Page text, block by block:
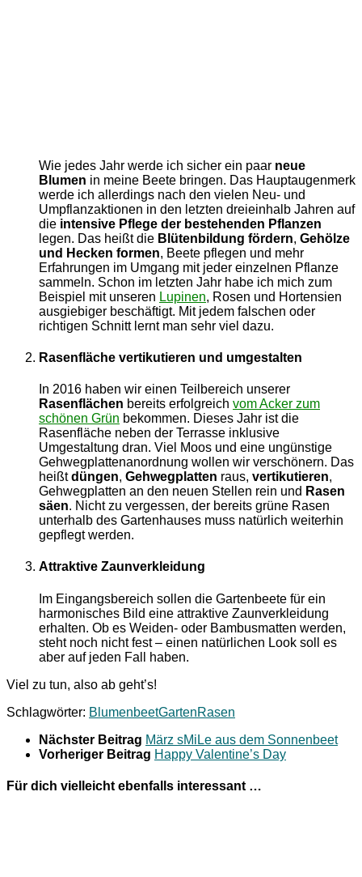
Wie jedes Jahr werde ich sicher ein paar neue
Blumen in meine Beete bringen. Das Hauptaugenmerk
werde ich allerdings nach den vielen Neu- und
Umpflanzaktionen in den letzten dreieinhalb Jahren auf
die intensive Pflege der bestehenden Pflanzen
legen. Das heißt die Blütenbildung fördern, Gehölze
und Hecken formen, Beete pflegen und mehr
Erfahrungen im Umgang mit jeder einzelnen Pflanze
sammeln. Schon im letzten Jahr habe ich mich zum
Beispiel mit unseren Lupinen, Rosen und Hortensien
ausgiebiger beschäftigt. Mit jedem falschen oder
richtigen Schnitt lernt man sehr viel dazu.
Rasenfläche vertikutieren und umgestalten
In 2016 haben wir einen Teilbereich unserer
Rasenflächen bereits erfolgreich vom Acker zum
schönen Grün bekommen. Dieses Jahr ist die
Rasenfläche neben der Terrasse inklusive
Umgestaltung dran. Viel Moos und eine ungünstige
Gehwegplattenanordnung wollen wir verschönern. Das
heißtdüngen, Gehwegplatten raus, vertikutieren,
Gehwegplatten an den neuen Stellen rein und Rasen
säen. Nicht zu vergessen, der bereits grüne Rasen
unterhalb des Gartenhauses muss natürlich weiterhin
gepflegt werden.
Attraktive Zaunverkleidung
Im Eingangsbereich sollen die Gartenbeete für ein
harmonisches Bild eine attraktive Zaunverkleidung
erhalten. Ob es Weiden- oder Bambusmatten werden,
steht noch nicht fest – einen natürlichen Look soll es
aber auf jeden Fall haben.
Viel zu tun, also ab geht’s!
Schlagwörter: BlumenbeetGartenRasen
Nächster Beitrag März sMiLe aus dem Sonnenbeet
Vorheriger Beitrag Happy Valentine’s Day
Für dich vielleicht ebenfalls interessant …